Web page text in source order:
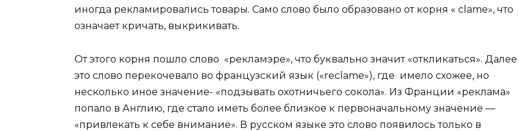
иногда рекламировались товары. Само слово было образовано от корня « clame», что
означает кричать, выкрикивать.
От этого корня пошло слово «рекламэре», что буквально значит «откликаться». Далее
это слово перекочевало во французский язык («reclame»), где имело схожее, но
несколько иное значение- «подзывать охотничьего сокола». Из Франции «реклама»
попало в Англию, где стало иметь более близкое к первоначальному значение —
«привлекать к себе внимание». В русском языке это слово появилось только в